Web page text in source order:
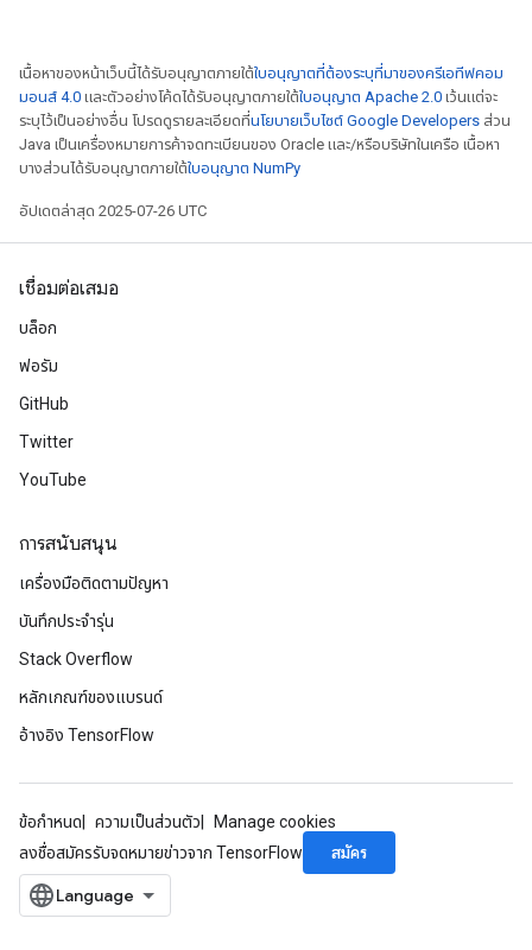
เนื้อหาของหน้าเว็บนี้ได้รับอนุญาตภายใต้ใบอนุญาตที่ต้องระบุที่มาของครีเอทีฟคอม
มอนส์ 4.0 และตัวอย่างโค้ดได้รับอนุญาตภายใต้ใบอนุญาต Apache 2.0 เว้นแต่จะ
ระบุไว้เป็นอย่างอื่น โปรดดูรายละเอียดที่นโยบายเว็บไซต์ Google Developers ส่วน
Java เป็นเครื่องหมายการค้าจดทะเบียนของ Oracle และ/หรือบริษัทในเครือ เนื้อหา
บางส่วนได้รับอนุญาตภายใต้ใบอนุญาต NumPy
อัปเดตล่าสุด 2025-07-26 UTC
เชื่อมต่อเสมอ
บล็อก
ฟอรัม
GitHub
Twitter
YouTube
การสนับสนุน
เครื่องมือติดตามปัญหา
บันทึกประจำรุ่น
Stack Overflow
หลักเกณฑ์ของแบรนด์
อ้างอิง TensorFlow
ข้อกำหนด ความเป็นส่วนตัว
Manage cookies
ลงชื่อสมัครรับจดหมายข่าวจาก TensorFlow
สมัคร